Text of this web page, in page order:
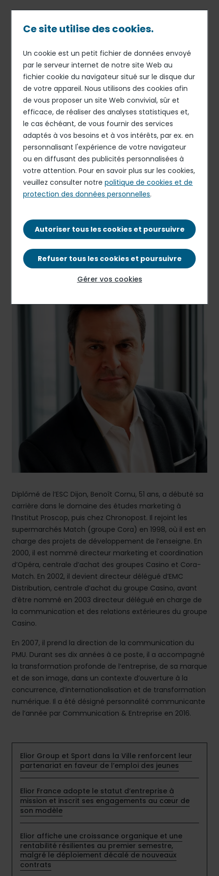
principal
Fil
d'Ariane
05 FÉV 18 ORGANISATION
Benoît Cornu est nommé
directeur de la
communication d’Elior
Group
Elior Group annonce la nomination de Benoît Cornu au
poste de directeur de la communication d’Elior Group.
Rattaché à Philippe Guillemot, directeur général d’Elior
Group, il est membre du Management Committee du
Communiqué de presse
PDF - 65.32 Ko
Diplômé de l’ESC Dijon, Benoît Cornu, 51 ans, a débuté sa
carrière dans le domaine des études marketing à
l’Institut Proscop, puis chez Chronopost. Il rejoint les
supermarchés Match (groupe Cora) en 1998, où il est en
charge des projets de développement de l’enseigne. En
2000, il est nommé directeur marketing et coordination
d’Opéra, centrale d’achat des groupes Casino et Cora-
Match. En 2002, il devient directeur délégué d’EMC
Distribution, centrale d’achat du groupe Casino, avant
d’être nommé en 2003 directeur délégué en charge de
la communication et des relations extérieures du groupe
Casino.
En 2007, il prend la direction de la communication du
PMU. Durant ses dix années à ce poste, il a accompagné
la transformation profonde de l’entreprise, de sa marque
et de son image, dans un contexte d’ouverture à la
concurrence, d’internationalisation et de transformation
numérique. Il a été désigné personnalité communicante
de l’année par Communication & Entreprise en 2016.
Elior Group et Sport dans la Ville renforcent leur
partenariat en faveur de l’emploi des jeunes
Elior France adopte le statut d’entreprise à
mission et inscrit ses engagements au cœur de
son modèle
Elior affiche une croissance organique et une
rentabilité résilientes au premier semestre,
malgré le déploiement décalé de nouveaux
contrats
Ce site utilise des cookies.
Un cookie est un petit fichier de données envoyé
par le serveur internet de notre site Web au
fichier cookie du navigateur situé sur le disque dur
de votre appareil. Nous utilisons des cookies afin
de vous proposer un site Web convivial, sûr et
efficace, de réaliser des analyses statistiques et,
le cas échéant, de vous fournir des services
adaptés à vos besoins et à vos intérêts, par ex. en
personnalisant l'expérience de votre navigateur
ou en diffusant des publicités personnalisées à
votre attention. Pour en savoir plus sur les cookies,
veuillez consulter notrepolitique de cookies et de
protection des données personnelles.
Autoriser tous les cookies et poursuivre
Refuser tous les cookies et poursuivre
Gérer vos cookies